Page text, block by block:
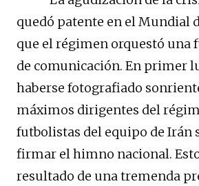
quedó patente en el Mundial
que el régimen orquestó una
de comunicación. En primer
haberse fotografiado
máximos dirigentes del
futbolistas del equipo de Irán
firmar el himno nacional.
resultado de una tremenda